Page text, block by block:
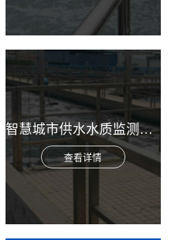
智慧城市供水水质监测综合解决方案
查看详情